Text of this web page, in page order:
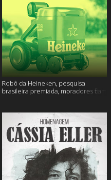
Robô da Heineken, pesquisa
brasileira premiada, moradores ficam